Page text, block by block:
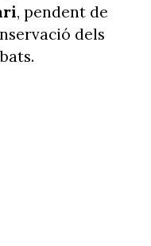
, pendent de
dels